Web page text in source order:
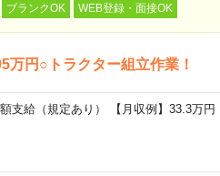
ブランクOK WEB登録・面接OK
万円○トラクター組立作業！
支給（規定あり） 【月収例】33.3万円